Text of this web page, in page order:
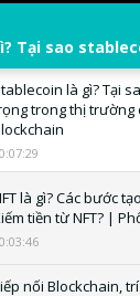
là gì? Tại
trong thị trường
là gì? Các bước
tiền từ NFT? |
nối Blockchain,